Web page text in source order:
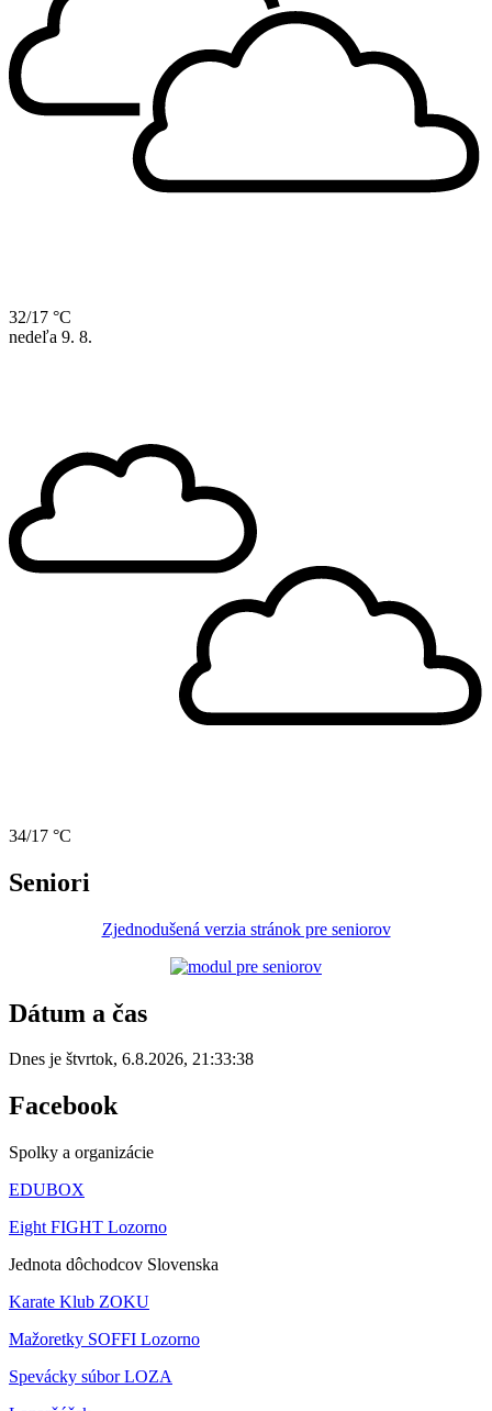
32/17 °C
nedeľa 9. 8.
34/17 °C
Seniori
Zjednodušená verzia stránok pre seniorov
Dátum a čas
Dnes je štvrtok, 6.8.2026, 21:33:38
Facebook
Spolky a organizácie
EDUBOX
Eight FIGHT Lozorno
Jednota dôchodcov Slovenska
Karate Klub ZOKU
Mažoretky SOFFI Lozorno
Spevácky súbor LOZA